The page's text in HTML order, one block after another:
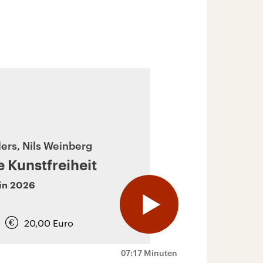
07:17 Minuten
Nils Weinberg
Kunstfreiheit
2026
20,00 Euro